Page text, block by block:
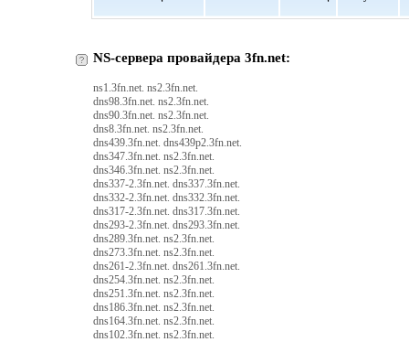
NS-сервера провайдера 3fn.net:
ns1.3fn.net. ns2.3fn.net.
dns98.3fn.net. ns2.3fn.net.
dns90.3fn.net. ns2.3fn.net.
dns8.3fn.net. ns2.3fn.net.
dns439.3fn.net. dns439p2.3fn.net.
dns347.3fn.net. ns2.3fn.net.
dns346.3fn.net. ns2.3fn.net.
dns337-2.3fn.net. dns337.3fn.net.
dns332-2.3fn.net. dns332.3fn.net.
dns317-2.3fn.net. dns317.3fn.net.
dns293-2.3fn.net. dns293.3fn.net.
dns289.3fn.net. ns2.3fn.net.
dns273.3fn.net. ns2.3fn.net.
dns261-2.3fn.net. dns261.3fn.net.
dns254.3fn.net. ns2.3fn.net.
dns251.3fn.net. ns2.3fn.net.
dns186.3fn.net. ns2.3fn.net.
dns164.3fn.net. ns2.3fn.net.
dns102.3fn.net. ns2.3fn.net.